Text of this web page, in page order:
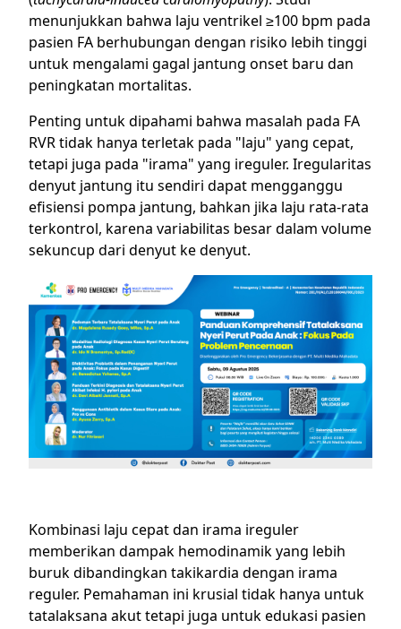
menunjukkan bahwa laju ventrikel ≥100 bpm pada
pasien FA berhubungan dengan risiko lebih tinggi
untuk mengalami gagal jantung onset baru dan
peningkatan mortalitas.
Penting untuk dipahami bahwa masalah pada FA
RVR tidak hanya terletak pada "laju" yang cepat,
tetapi juga pada "irama" yang ireguler. Iregularitas
denyut jantung itu sendiri dapat mengganggu
efisiensi pompa jantung, bahkan jika laju rata-rata
terkontrol, karena variabilitas besar dalam volume
sekuncup dari denyut ke denyut.
Kombinasi laju cepat dan irama ireguler
memberikan dampak hemodinamik yang lebih
buruk dibandingkan takikardia dengan irama
reguler. Pemahaman ini krusial tidak hanya untuk
tatalaksana akut tetapi juga untuk edukasi pasien